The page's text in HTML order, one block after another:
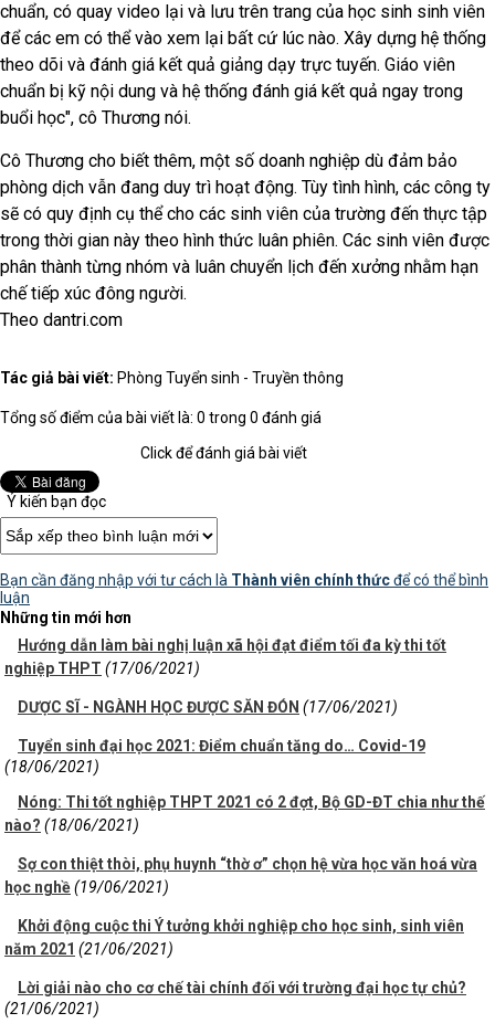
chuẩn, có quay video lại và lưu trên trang của học sinh sinh viên
để các em có thể vào xem lại bất cứ lúc nào. Xây dựng hệ thống
theo dõi và đánh giá kết quả giảng dạy trực tuyến. Giáo viên
chuẩn bị kỹ nội dung và hệ thống đánh giá kết quả ngay trong
buổi học", cô Thương nói.
Cô Thương cho biết thêm, một số doanh nghiệp dù đảm bảo
phòng dịch vẫn đang duy trì hoạt động. Tùy tình hình, các công ty
sẽ có quy định cụ thể cho các sinh viên của trường đến thực tập
trong thời gian này theo hình thức luân phiên. Các sinh viên được
phân thành từng nhóm và luân chuyển lịch đến xưởng nhằm hạn
chế tiếp xúc đông người.
Theo dantri.com
Tác giả bài viết: Phòng Tuyển sinh - Truyền thông
Tổng số điểm của bài viết là: 0 trong 0 đánh giá
Click để đánh giá bài viết
Ý kiến bạn đọc
Bạn cần đăng nhập với tư cách là Thành viên chính thứcđể có thể bình
luận
Những tin mới hơn
Hướng dẫn làm bài nghị luận xã hội đạt điểm tối đa kỳ thi tốt
nghiệp THPT (17/06/2021)
DƯỢC SĨ - NGÀNH HỌC ĐƯỢC SĂN ĐÓN (17/06/2021)
Tuyển sinh đại học 2021: Điểm chuẩn tăng do… Covid-19
(18/06/2021)
Nóng: Thi tốt nghiệp THPT 2021 có 2 đợt, Bộ GD-ĐT chia như thế
nào? (18/06/2021)
Sợ con thiệt thòi, phụ huynh “thờ ơ” chọn hệ vừa học văn hoá vừa
học nghề(19/06/2021)
Khởi động cuộc thi Ý tưởng khởi nghiệp cho học sinh, sinh viên
năm 2021 (21/06/2021)
Lời giải nào cho cơ chế tài chính đối với trường đại học tự chủ?
(21/06/2021)